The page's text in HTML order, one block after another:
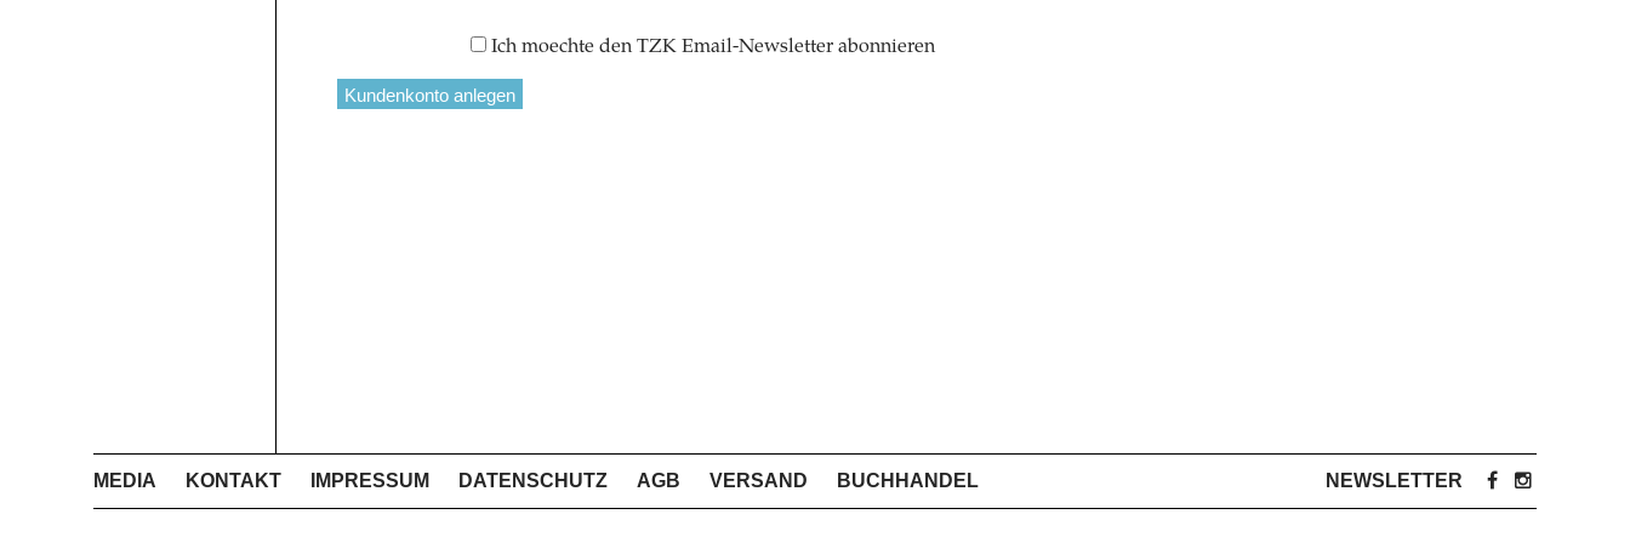
Ich moechte den TZK Email-Newsletter abonnieren
MEDIA KONTAKT IMPRESSUM DATENSCHUTZ AGB VERSAND BUCHHANDEL NEWSLETTER